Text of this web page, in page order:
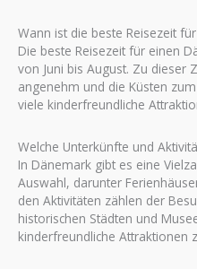
Wann ist die beste Reisezeit
Die beste Reisezeit für einen
von Juni bis August. Zu dieser
angenehm und die Küsten
viele kinderfreundliche
Welche Unterkünfte und
In Dänemark gibt es eine
Auswahl, darunter
den Aktivitäten zählen der
historischen Städten und
kinderfreundliche Attraktionen